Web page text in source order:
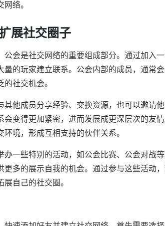
络。
展社交圈子
公会是社交网络的重要组成部分。通过加入
量的玩家建立联系。公会内部的成员，通常
社交机会。
其他成员分享经验、交换资源，也可以邀请
会变得更加紧密，进而发展成更深层次的友
境，形成互相支持的伙伴关系。
办一些特别的活动，如公会比赛、公会对战
更多的展示自我的机会。通过参与这些活动
自己的社交圈。